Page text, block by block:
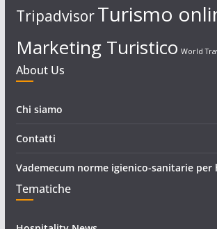
TripadvisorTurismo
Marketing Turistico World
About Us
Chi siamo
Contatti
Vademecum norme igienico-sanitarie per
Tematiche